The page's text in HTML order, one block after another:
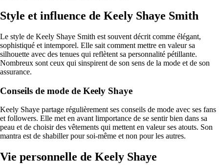
Style et influence de Keely Shaye Smith
Le style de Keely Shaye Smith est souvent décrit comme élégant,
sophistiqué et intemporel. Elle sait comment mettre en valeur sa
silhouette avec des tenues qui reflètent sa personnalité pétillante.
Nombreux sont ceux qui sinspirent de son sens de la mode et de son
assurance.
Conseils de mode de Keely Shaye
Keely Shaye partage régulièrement ses conseils de mode avec ses fans
et followers. Elle met en avant limportance de se sentir bien dans sa
peau et de choisir des vêtements qui mettent en valeur ses atouts. Son
mantra est de shabiller pour soi-même et non pour les autres.
Vie personnelle de Keely Shaye